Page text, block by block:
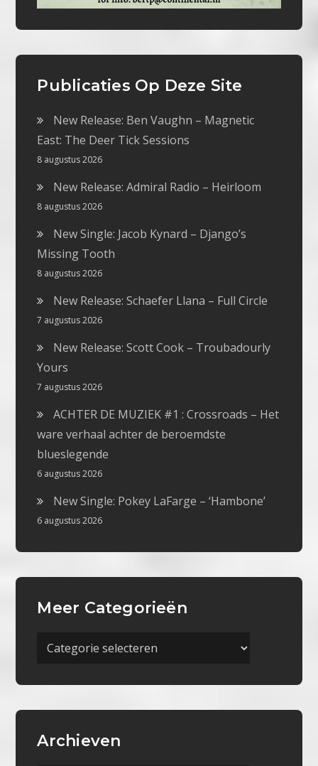
Publicaties Op Deze Site
New Release: Ben Vaughn – Magnetic
East: The Deer Tick Sessions
8 augustus 2026
New Release: Admiral Radio – Heirloom
8 augustus 2026
New Single: Jacob Kynard – Django’s
Missing Tooth
8 augustus 2026
New Release: Schaefer Llana – Full Circle
7 augustus 2026
New Release: Scott Cook – Troubadourly
Yours
7 augustus 2026
ACHTER DE MUZIEK #1 : Crossroads – Het
ware verhaal achter de beroemdste
blueslegende
6 augustus 2026
New Single: Pokey LaFarge – ‘Hambone’
6 augustus 2026
Meer Categorieën
Meer
Archieven